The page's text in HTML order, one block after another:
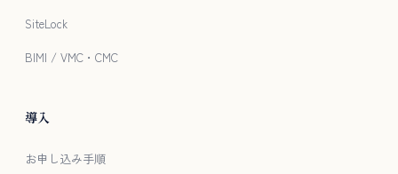
SiteLock
BIMI / VMC・CMC
導入
お申し込み手順